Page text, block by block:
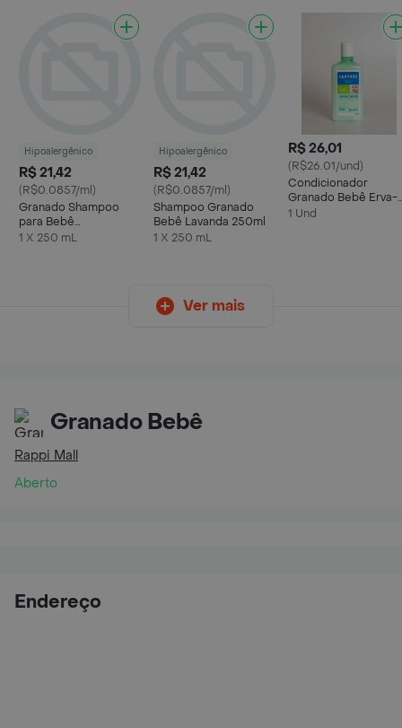
Hipoalergênico
R$ 21,42
(R$0.0857/ml)
Granado Shampoo
para Bebê
Hipoalérgico
1 X 250 mL
Hipoalergênico
R$ 21,42
(R$0.0857/ml)
Shampoo Granado
Bebê Lavanda 250ml
1 X 250 mL
R$ 26,01
(R$26.01/und)
Condicionador
Granado Bebê Erva-
doce 250ml
1 Und
Ver mais
Granado Bebê
Rappi Mall
Aberto
Endereço